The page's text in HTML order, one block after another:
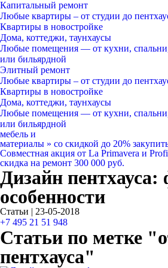
Капитальный ремонт
Любые квартиры – от студии до
Квартиры в новостройке
Дома, коттеджи, таунхаусы
Любые помещения — от кухни,
или бильярдной
Элитный ремонт
Любые квартиры – от студии до
Квартиры в новостройке
Дома, коттеджи, таунхаусы
Любые помещения — от кухни,
или бильярдной
мебель и
материалы » со скидкой до 20%
Совместная акция от La Primavera и
скидка на ремонт 300 000 руб.
Дизайн пентхауса:
особенности
Статьи | 23-05-2018
+7 495 21 51 948
Статьи по метке
пентхауса"